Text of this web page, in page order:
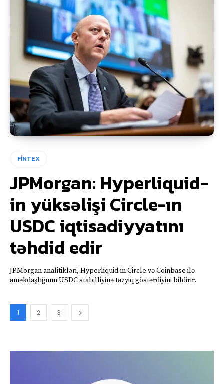
FİNTEX
JPMorgan: Hyperliquid-
in yüksəlişi Circle-ın
USDC iqtisadiyyatını
təhdid edir
JPMorgan analitikləri, Hyperliquid-in Circle və Coinbase ilə
əməkdaşlığının USDC stabilliyinə təzyiq göstərdiyini bildirir.
1 2 3